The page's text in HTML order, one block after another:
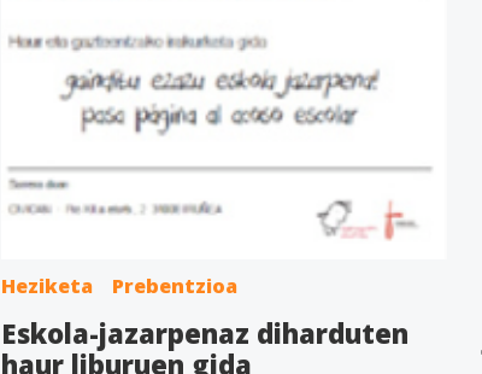
Heziketa Prebentzioa
Eskola-jazarpenaz diharduten
haur liburuen gida